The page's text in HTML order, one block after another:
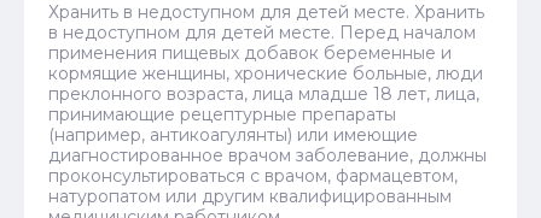
Хранить в недоступном для детей месте. Хранить
в недоступном для детей месте. Перед началом
применения пищевых добавок беременные и
кормящие женщины, хронические больные, люди
преклонного возраста, лица младше 18 лет, лица,
принимающие рецептурные препараты
(например, антикоагулянты) или имеющие
диагностированное врачом заболевание, должны
проконсультироваться с врачом, фармацевтом,
натуропатом или другим квалифицированным